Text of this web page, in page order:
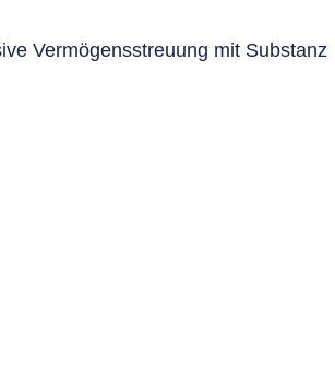
Vermögensstreuung mit Substanz